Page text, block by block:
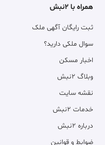
همراه با ۲نبش
ثبت رایگان آگهی ملک
سوال ملکی دارید؟
اخبار مسکن
وبلاگ ۲نبش
نقشه سایت
خدمات ۲نبش
درباره ۲نبش
ضوابط و قوانین